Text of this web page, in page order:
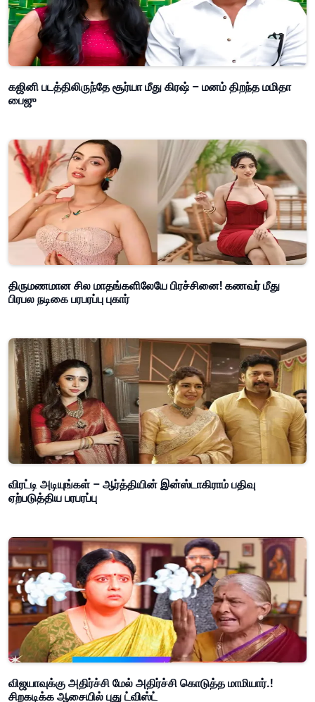
கஜினி படத்திலிருந்தே சூர்யா மீது கிரஷ் – மனம் திறந்த மமிதா
பைஜு
திருமணமான சில மாதங்களிலேயே பிரச்சினை! கணவர் மீது
பிரபல நடிகை பரபரப்பு புகார்
விரட்டி அடியுங்கள் – ஆர்த்தியின் இன்ஸ்டாகிராம் பதிவு
ஏற்படுத்திய பரபரப்பு
விஜயாவுக்கு அதிர்ச்சி மேல் அதிர்ச்சி கொடுத்த மாமியார்.!
சிறகடிக்க ஆசையில் புது ட்விஸ்ட்